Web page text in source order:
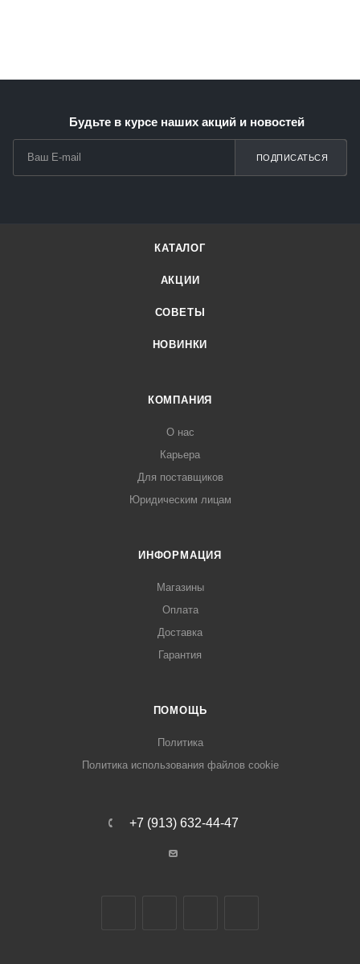
Будьте в курсе наших акций и новостей
ПОДПИСАТЬСЯ
КАТАЛОГ
АКЦИИ
СОВЕТЫ
НОВИНКИ
КОМПАНИЯ
О нас
Карьера
Для поставщиков
Юридическим лицам
ИНФОРМАЦИЯ
Магазины
Оплата
Доставка
Гарантия
ПОМОЩЬ
Политика
Политика использования файлов cookie
+7 (913) 632-44-47